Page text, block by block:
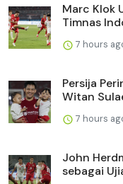
Marc Klok
Timnas
7 hours
Persija
Witan
7 hours
John
sebagai